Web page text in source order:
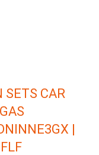
SETS CAR
|